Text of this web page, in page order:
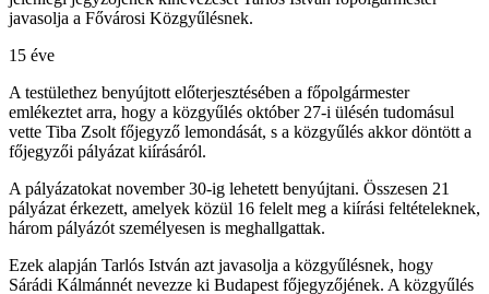
javasolja a Fővárosi Közgyűlésnek.
15 éve
A testülethez benyújtott előterjesztésében a főpolgármester
emlékeztet arra, hogy a közgyűlés október 27-i ülésén tudomásul
vette Tiba Zsolt főjegyző lemondását, s a közgyűlés akkor döntött a
főjegyzői pályázat kiírásáról.
A pályázatokat november 30-ig lehetett benyújtani. Összesen 21
pályázat érkezett, amelyek közül 16 felelt meg a kiírási feltételeknek,
három pályázót személyesen is meghallgattak.
Ezek alapján Tarlós István azt javasolja a közgyűlésnek, hogy
Sárádi Kálmánnét nevezze ki Budapest főjegyzőjének. A közgyűlés